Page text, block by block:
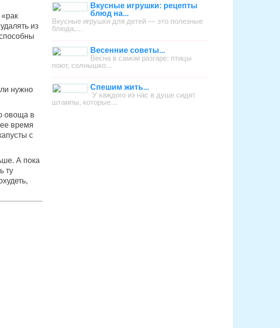
из
нужно
овоща в
время
с
А пока
ту
Вкусные игрушки: рецепты
блюд на...
Вкусные игрушки для детей — это полезные
блюда,…
Весенние советы...
Весна в самом разгаре: птицы
поют, солнышко…
Спешим жить...
У каждого из нас в душе сидят
штампы, которые…